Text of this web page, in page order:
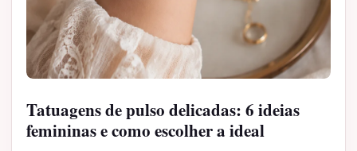
Tatuagens de pulso delicadas: 6 ideias
femininas e como escolher a ideal